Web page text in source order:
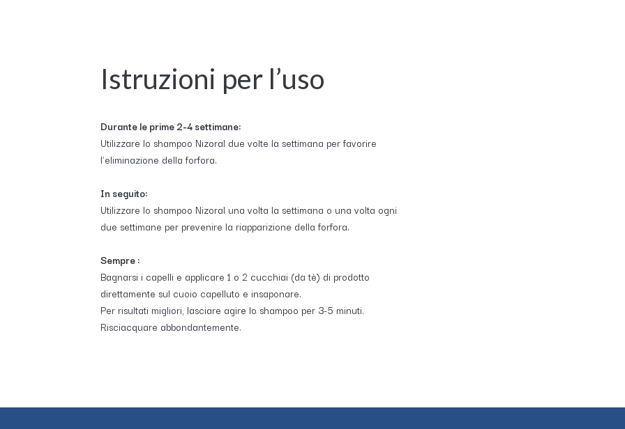
Istruzioni per l’uso
Durante le prime 2-4 settimane:
Utilizzare lo shampoo Nizoral due volte la settimana per favorire
l’eliminazione della forfora.
In seguito:
Utilizzare lo shampoo Nizoral una volta la settimana o una volta ogni
due settimane per prevenire la riapparizione della forfora.
Sempre :
Bagnarsi i capelli e applicare 1 o 2 cucchiai (da tè) di prodotto
direttamente sul cuoio capelluto e insaponare.
Per risultati migliori, lasciare agire lo shampoo per 3-5 minuti.
Risciacquare abbondantemente.